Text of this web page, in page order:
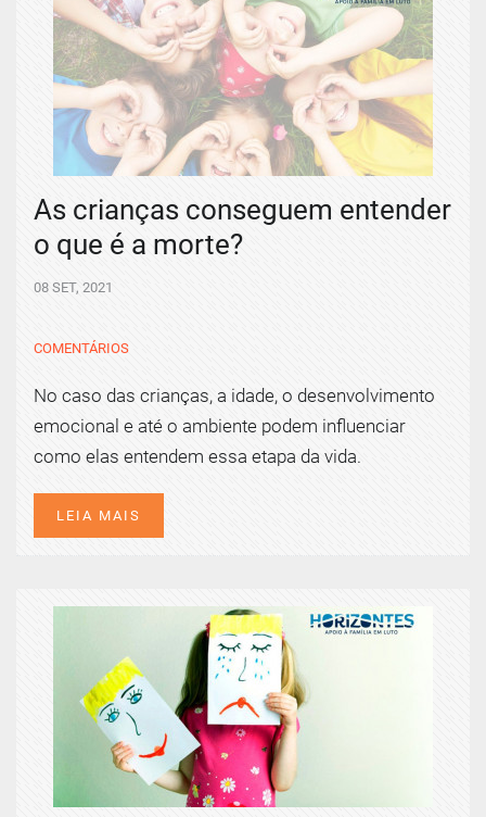
As crianças conseguem entender
o que é a morte?
08 SET, 2021
COMENTÁRIOS
No caso das crianças, a idade, o desenvolvimento
emocional e até o ambiente podem influenciar
como elas entendem essa etapa da vida.
LEIA MAIS